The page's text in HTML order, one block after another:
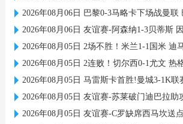
2026年08月06日 巴黎0-3马略卡下场战曼联 巴黎全场控球近
2026年08月06日 友谊赛-阿森纳1-3贝蒂斯 因卡皮耶破门难救
2026年08月05日 2场不胜！米兰1-1国米 迪马尔科破门 恩昆库造点+
2026年08月05日 2连败！切尔西0-1尤文 热格罗瓦世界波制胜穆德
2026年08月05日 马雷斯卡首胜!曼城3-1K联赛全明星 赖因德斯努里
2026年08月05日 友谊赛-苏莱破门迪巴拉助攻 罗
2026年08月05日 友谊赛-C罗缺席西马坎送点 胜利0-2